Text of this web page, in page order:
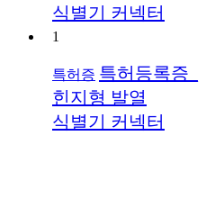
식별기 커넥터
1
특허증 특허등록증_
힌지형 발열
식별기 커넥터